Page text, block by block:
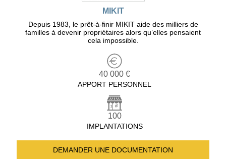
MIKIT
Depuis 1983, le prêt-à-finir MIKIT aide des milliers de
familles à devenir propriétaires alors qu’elles pensaient
cela impossible.
40 000 €
APPORT PERSONNEL
100
IMPLANTATIONS
DEMANDER UNE DOCUMENTATION